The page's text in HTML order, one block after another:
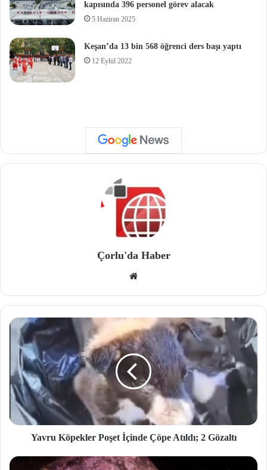
kapısında 396 personel görev alacak
5 Haziran 2025
Keşan’da 13 bin 568 öğrenci ders başı yaptı
12 Eylül 2022
Çorlu'da Haber
site
si
Yavru Köpekler Poşet İçinde Çöpe Atıldı; 2 Gözaltı